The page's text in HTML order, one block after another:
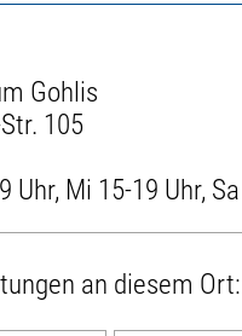
Gohlis
105
Uhr, Mi 15-19 Uhr,
an diesem Ort: